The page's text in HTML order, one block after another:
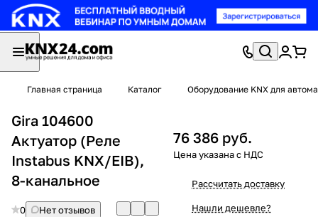
Главная страница Каталог Оборудование KNX для
Gira 104600
Актуатор (Реле
Instabus KNX/EIB),
8-канальное
0
Нет отзывов
76 386 руб.
Рассчитать доставку
Нашли дешевле?